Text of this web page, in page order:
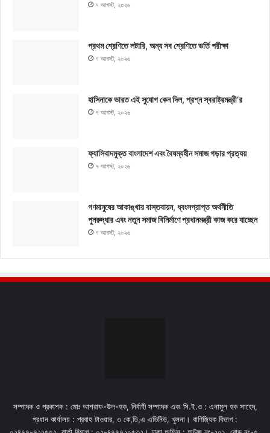
৭ আগস্ট, ২০২৬
প্রথম শ্রেণিতে লটারি, অন্য সব শ্রেণিতে ভর্তি পরীক্ষা
৭ আগস্ট, ২০২৬
হাসিনাকে ভারত এই সুযোগ কেন দিল, প্রশ্ন স্বরাষ্ট্রমন্ত্রী’র
৭ আগস্ট, ২০২৬
ফ্যাসিবাদমুক্ত বাংলাদেশ এবং বৈষম্যহীন সমাজ গড়ার প্রত্যয়
৭ আগস্ট, ২০২৬
গণমানুষের আকাঙ্খার বাস্তবায়ন, ধ্বংসপ্রাপ্ত অর্থনীতি
পুনরুদ্ধার এবং নতুন সমাজ বিনির্মাণে প্রধানমন্ত্রী কাজ করে যাচ্ছেন
৭ আগস্ট, ২০২৬
সম্পাদক ও প্রকাশক : মোঃ আশরাফ-উল-হক, নির্বাহী সম্পাদক এবং সি.ই.ও : এনামুল হক সাহেদ,
প্রধান কার্যালয় : প্রবাহ টাওয়ার, ৩ কে,ডি,এ এভিনিউ, খুলনা। বাণিজ্যিক বিভাগ :